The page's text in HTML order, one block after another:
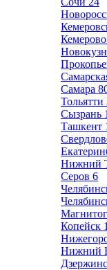
Кемерово
Самара
Тольятти
Сызрань
Ташкент
Нижний
Серов 6
Копейск
Нижний